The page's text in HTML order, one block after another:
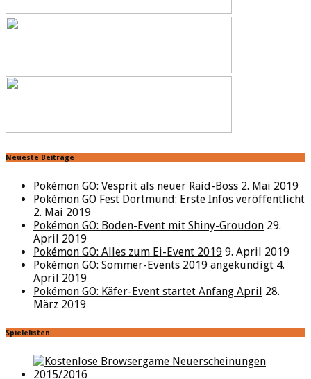
Neueste Beiträge
Pokémon GO: Vesprit als neuer Raid-Boss 2. Mai 2019
Pokémon GO Fest Dortmund: Erste Infos veröffentlicht
2. Mai 2019
Pokémon GO: Boden-Event mit Shiny-Groudon 29.
April 2019
Pokémon GO: Alles zum Ei-Event 2019 9. April 2019
Pokémon GO: Sommer-Events 2019 angekündigt 4.
April 2019
Pokémon GO: Käfer-Event startet Anfang April 28.
März 2019
Spielelisten